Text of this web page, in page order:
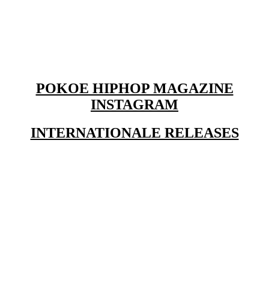
POKOE HIPHOP MAGAZINE
INSTAGRAM
INTERNATIONALE RELEASES